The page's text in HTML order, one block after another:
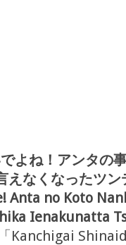
よね！アンタの
えなくなったツン
Anta no Koto
Ienakunatta
Kanchigai